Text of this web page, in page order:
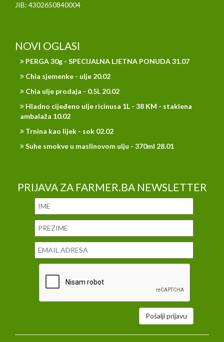
JIB: 4302650840004
NOVI OGLASI
PERGA 30g - SPECIJALNA LJETNA PONUDA 31.07
Chia sjemenke - ulje 20.02
Chia ulje prodaja - 0.5L 20.02
Hladno cijeđeno ulje ricinusa 1L - 38 KM - staklena
ambalaža 10.02
Trnina kao lijek - sok 02.02
Suhe smokve u maslinovom ulju - 370ml 28.01
PRIJAVA ZA FARMER.BA NEWSLETTER
Pošalji prijavu